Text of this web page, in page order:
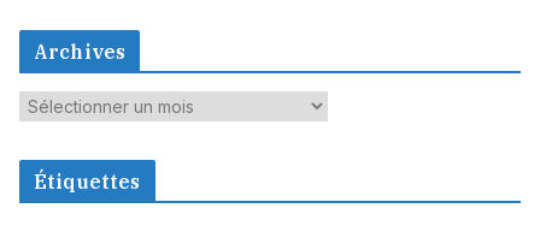
Archives
A
c
Étiquettes